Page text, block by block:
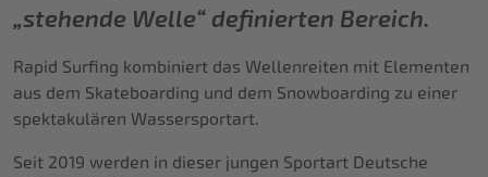
„stehende Welle“ definierten Bereich.
Rapid Surfing kombiniert das Wellenreiten mit Elementen
aus dem Skateboarding und dem Snowboarding zu einer
spektakulären Wassersportart.
Seit 2019 werden in dieser jungen Sportart Deutsche